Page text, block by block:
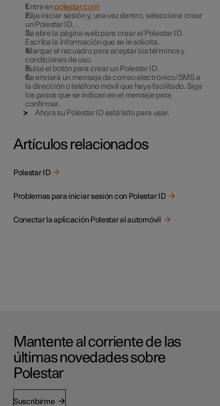
Entre en polestar.com
Elija iniciar sesión y, una vez dentro, seleccione crear
un Polestar ID.
Se abre la página web para crear el Polestar ID.
Escriba la información que se le solicita.
Marque el recuadro para aceptar los términos y
condiciones de uso.
Pulse el botón para crear un Polestar ID.
Se enviará un mensaje de correo electrónico/SMS a
la dirección o teléfono móvil que haya facilitado. Siga
los pasos que se indican en el mensaje para
confirmar.
Ahora su Polestar ID está listo para usar.
Artículos relacionados
Polestar ID
Problemas para iniciar sesión con Polestar ID
Conectar la aplicación Polestar al automóvil
Mantente al corriente de las
últimas novedades sobre
Polestar
Suscribirme